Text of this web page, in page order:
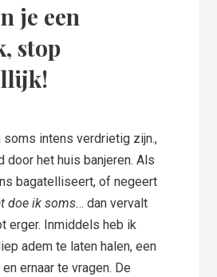
je een
stop
soms intens verdrietig zijn.,
door het huis banjeren. Als
bagatelliseert, of negeert
doe ik soms... dan vervalt
erger. Inmiddels heb ik
adem te laten halen, een
ernaar te vragen. De